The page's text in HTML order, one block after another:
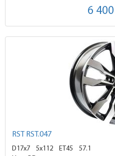
6 400
RST RST.047
D17x7 5x112 ET45
57.1